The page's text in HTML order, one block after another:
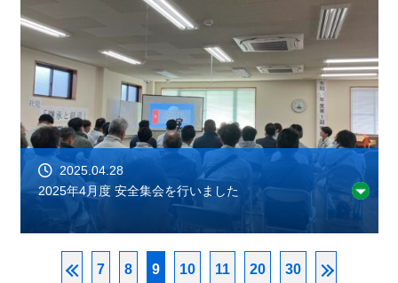
2025.04.28
2025年4月度 安全集会を行いました
7 8 9 10 11 20 30